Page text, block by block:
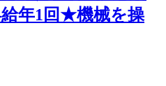
年1回★機械を操